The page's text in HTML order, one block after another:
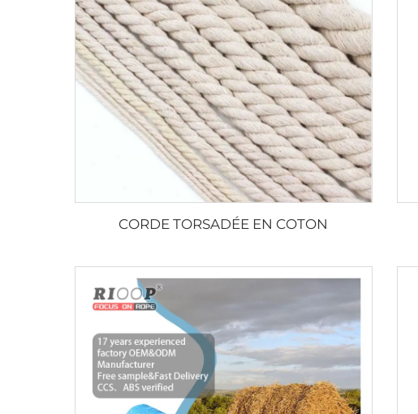
CORDE TORSADÉE EN COTON